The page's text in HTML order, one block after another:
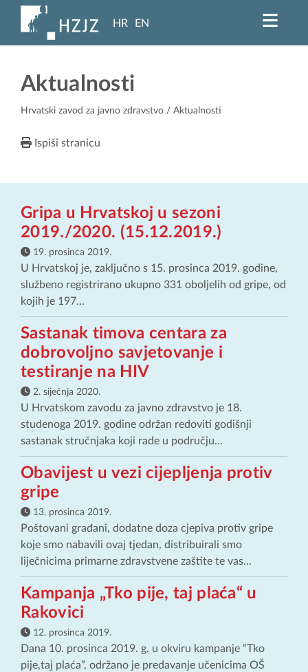
HR EN
Aktualnosti
Hrvatski zavod za javno zdravstvo / Aktualnosti
Ispiši stranicu
Gripa u Hrvatskoj u sezoni
2019./2020. (15.12.2019.)
19. prosinca 2019.
U Hrvatskoj je, zaključno s 15. prosinca 2019. godine,
službeno registrirano ukupno 331 oboljelih od gripe, od
kojih je 197...
Sastanak timova centara za
dobrovoljno savjetovanje i
testiranje na HIV
2. siječnja 2020.
U Hrvatskom zavodu za javno zdravstvo je 18.
studenoga 2019. godine održan redoviti godišnji
sastanak stručnjaka koji rade u području...
Obavijest u vezi cijepljenja protiv
gripe
13. prosinca 2019.
Poštovani građani, dodatne doza cjepiva protiv gripe
koje smo nabavili ovaj tjedan, distribuirali smo
liječnicima primarne zdravstvene zaštite te vas...
Kampanja „Tko pije, taj plaća“ u
Rakovici
12. prosinca 2019.
Dana 10. prosinca 2019. g. u okviru kampanje “Tko
pije,taj plaća”, održano je predavanje učenicima OŠ